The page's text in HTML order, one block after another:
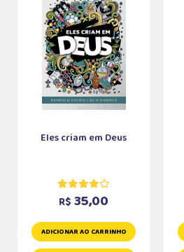
Eles criam em Deus
R$ 35,00
ADICIONAR AO CARRINHO